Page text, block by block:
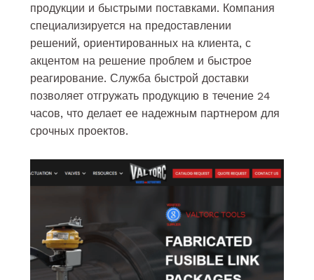
продукции и быстрыми поставками. Компания
специализируется на предоставлении
решений, ориентированных на клиента, с
акцентом на решение проблем и быстрое
реагирование. Служба быстрой доставки
позволяет отгружать продукцию в течение 24
часов, что делает ее надежным партнером для
срочных проектов.